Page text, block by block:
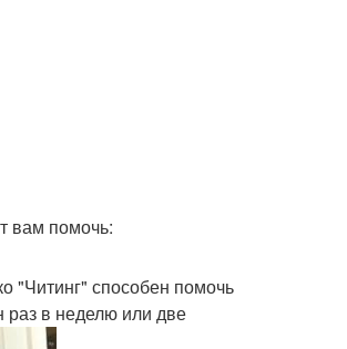
вам помочь:
"Читинг" способен помочь
раз в неделю или две